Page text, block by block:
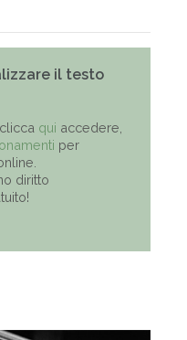
il testo
qui accedere,
per
diritto